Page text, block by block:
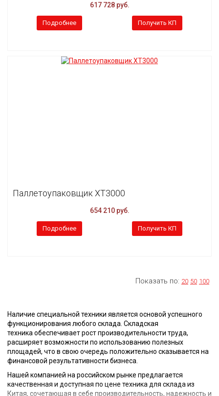
617 728 руб.
Подробнее Получить КП
Паллетоупаковщик XT3000
654 210 руб.
Подробнее Получить КП
Показать по: 20 50 100
Наличие специальной техники является основой успешного
функционирования любого склада. Складская
техника обеспечивает рост производительности труда,
расширяет возможности по использованию полезных
площадей, что в свою очередь положительно сказывается на
финансовой результативности бизнеса.
Нашей компанией на российском рынке предлагается
качественная и доступная по цене техника для склада из
Китая, сочетающая в себе производительность, надежность и